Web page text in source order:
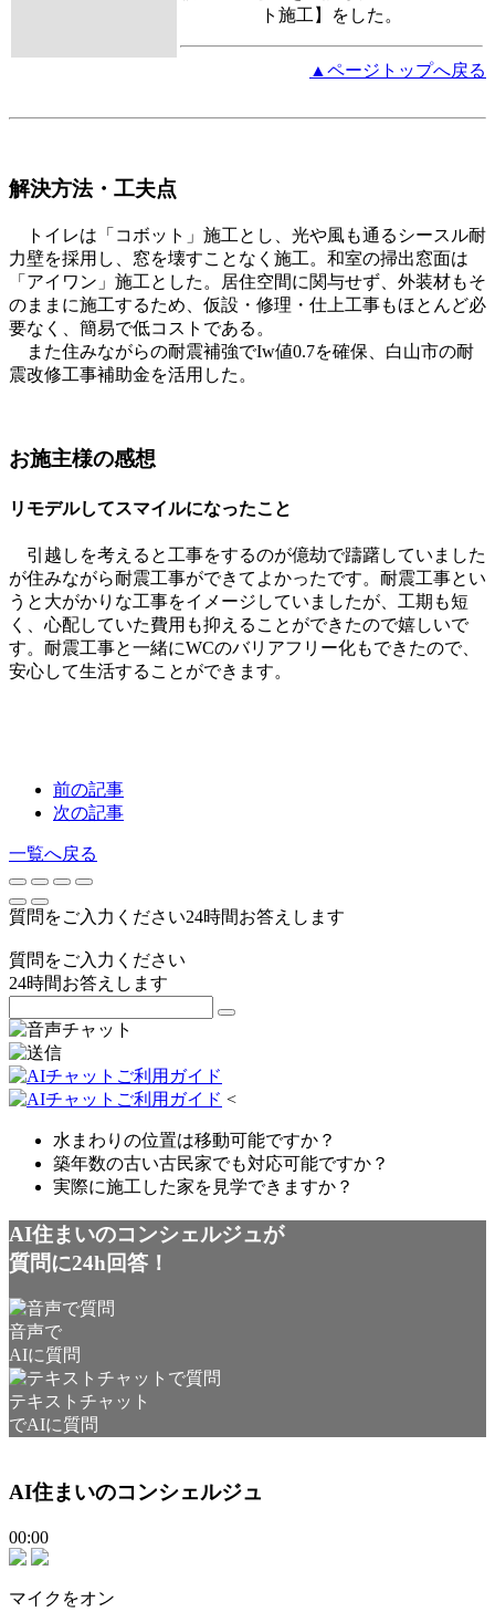
ト施工】をした。
▲ページトップへ戻る
解決方法・工夫点
トイレは「コボット」施工とし、光や風も通るシースル耐
力壁を採用し、窓を壊すことなく施工。和室の掃出窓面は
「アイワン」施工とした。居住空間に関与せず、外装材もそ
のままに施工するため、仮設・修理・仕上工事もほとんど必
要なく、簡易で低コストである。
また住みながらの耐震補強でIw値0.7を確保、白山市の耐
震改修工事補助金を活用した。
お施主様の感想
リモデルしてスマイルになったこと
引越しを考えると工事をするのが億劫で躊躇していました
が住みながら耐震工事ができてよかったです。耐震工事とい
うと大がかりな工事をイメージしていましたが、工期も短
く、心配していた費用も抑えることができたので嬉しいで
す。耐震工事と一緒にWCのバリアフリー化もできたので、
安心して生活することができます。
前の記事
次の記事
一覧へ戻る
質問をご入力ください24時間お答えします
質問をご入力ください
24時間お答えします
<
水まわりの位置は移動可能ですか？
築年数の古い古民家でも対応可能ですか？
実際に施工した家を見学できますか？
AI住まいのコンシェルジュが
質問に24h回答！
音声で
AIに質問
テキストチャット
でAIに質問
AI住まいのコンシェルジュ
00:00
マイクをオン